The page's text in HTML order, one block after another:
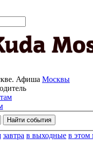
Афиша Москвы
завтра в выходные в этом